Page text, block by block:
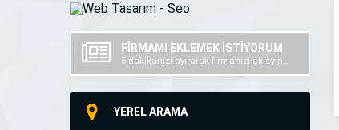
FİRMAMI EKLEMEK İSTİYORUM
5 dakikanızı ayırarak firmanızı ekleyin..
YEREL ARAMA